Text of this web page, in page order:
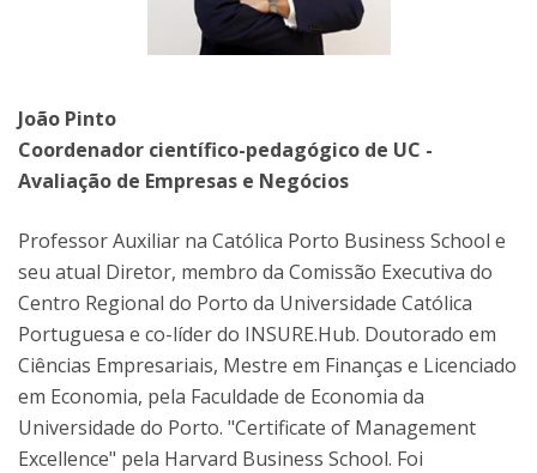
João Pinto
Coordenador científico-pedagógico de UC -
Avaliação de Empresas e Negócios
Professor Auxiliar na Católica Porto Business School e
seu atual Diretor, membro da Comissão Executiva do
Centro Regional do Porto da Universidade Católica
Portuguesa e co-líder do INSURE.Hub. Doutorado em
Ciências Empresariais, Mestre em Finanças e Licenciado
em Economia, pela Faculdade de Economia da
Universidade do Porto. "Certificate of Management
Excellence" pela Harvard Business School. Foi